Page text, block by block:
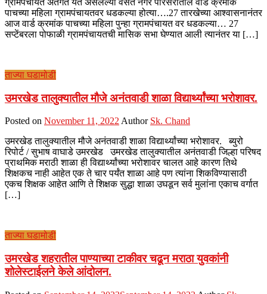
ग्रामपंचायत अंतर्गत येत असलेल्या वसंत नगर परिसरातील वार्ड क्रमांक
पाचच्या महिला ग्रामपंचायतवर धडकल्या होत्या….27 तारखेच्या आश्वासनानंतर
आज वार्ड क्रमांक पाचच्या महिला पुन्हा ग्रामपंचायत वर धडकल्या… 27
सप्टेंबरला पोफाळी ग्रामपंचायतची मासिक सभा घेण्यात आली त्यानंतर या […]
ताज्या घडामोडी
उमरखेड तालुक्यातील मौजे अनंतवाडी शाळा विद्यार्थ्यांच्या भरोशावर.
Posted on November 11, 2022Author Sk. Chand
उमरखेड तालुक्यातील मौजे अनंतवाडी शाळा विद्यार्थ्यांच्या भरोशावर. ब्युरो
रिपोर्ट / सुभाष वाघाडे उमरखेड उमरखेड तालुक्यातील अनंतवाडी जिल्हा परिषद
प्राथमिक मराठी शाळा ही विद्यार्थ्यांच्या भरोशावर चालत आहे कारण तिथे
शिक्षकच नाही आहेत एक ते चार पर्यंत शाळा आहे पण त्यांना शिकविण्यासाठी
एकच शिक्षक आहेत आणि ते शिक्षक सुद्धा शाळा उघडून सर्व मुलांना एकाच वर्गात
[…]
ताज्या घडामोडी
उमरखेड शहरातील पाण्याच्या टाकीवर चढून मराठा युवकांनी
शोलेस्टाईलने केले आंदोलन.